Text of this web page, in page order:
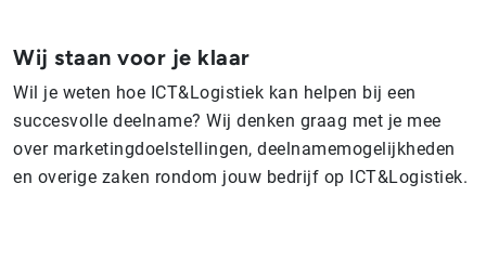
Wij staan voor je klaar
Wil je weten hoe ICT&Logistiek kan helpen bij een
succesvolle deelname? Wij denken graag met je mee
over marketingdoelstellingen, deelnamemogelijkheden
en overige zaken rondom jouw bedrijf op ICT&Logistiek.